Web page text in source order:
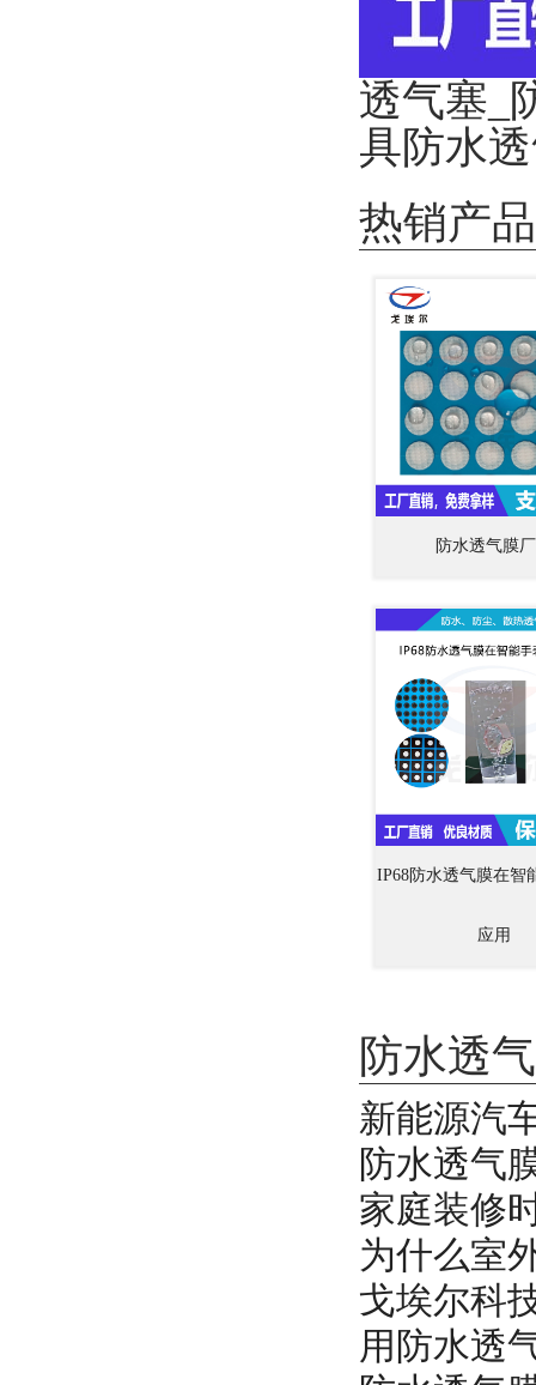
透气塞_
具防水
热销产
防水透气膜
IP68防水透气膜在智
应用
防水透
新能源汽
防水透气
家庭装修
为什么室
戈埃尔科
用防水透